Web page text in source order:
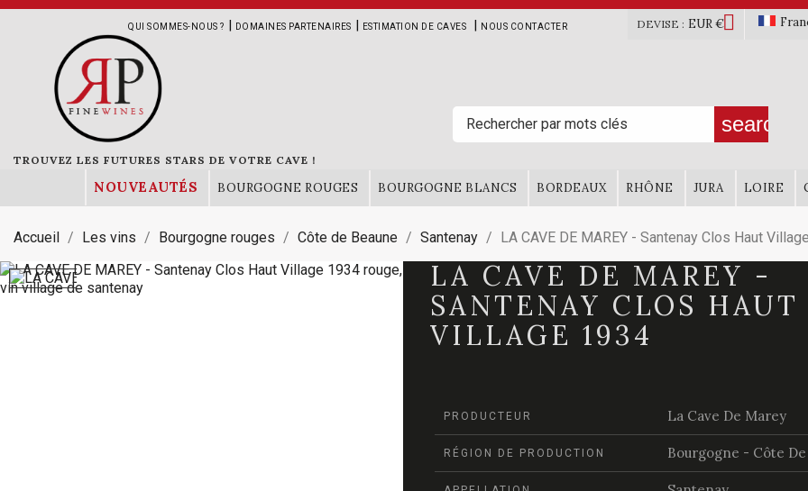
QUI SOMMES-NOUS ? | DOMAINES PARTENAIRES | ESTIMATION DE CAVES | NOUS CONTACTER DEVISE : EUR €
TROUVEZ LES FUTURES STARS DE VOTRE CAVE !
search
NOUVEAUTÉS BOURGOGNE ROUGES BOURGOGNE BLANCS BORDEAUX RHÔNE JURA LOIRE
Accueil Les vins Bourgogne rouges Côte de Beaune Santenay LA CAVE DE MAREY - Santenay Clos Haut
LA CAVE DE MAREY -
SANTENAY CLOS HAUT
VILLAGE 1934
PRODUCTEUR La Cave De Marey
RÉGION DE PRODUCTION Bourgogne - Côte